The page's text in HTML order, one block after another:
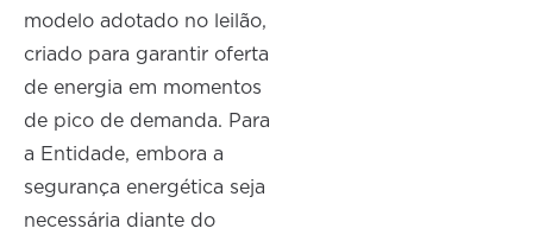
modelo adotado no leilão,
criado para garantir oferta
de energia em momentos
de pico de demanda. Para
a Entidade, embora a
segurança energética seja
necessária diante do